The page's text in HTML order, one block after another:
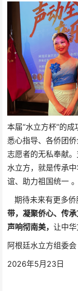
本届“水立方杯”的
悉心指导、各侨团
志愿者的无私奉献
水立方，就是传承
谊、助力祖国统一 。
期待未来有更多侨
带，凝聚侨心、传
声响彻南美， 让中华
阿根廷水立方组委会
2026年5月23日